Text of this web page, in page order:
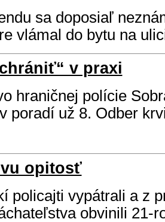
sa doposiaľ
vlámal do bytu na
v praxi
hraničnej polície
poradí už 8. Odber
opitosť
policajti vypátrali a z
obvinili 21-